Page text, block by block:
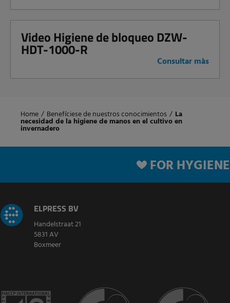
Video Higiene de bloqueo DZW-
HDT-1000-R
Consultar màs
Home / Benefíciese de nuestros conocimientos / La
necesidad de la higiene de manos en el cultivo en
invernadero
FOR HYGIENE
ELPRESS BV
Handelstraat 21
5831 AV
Boxmeer